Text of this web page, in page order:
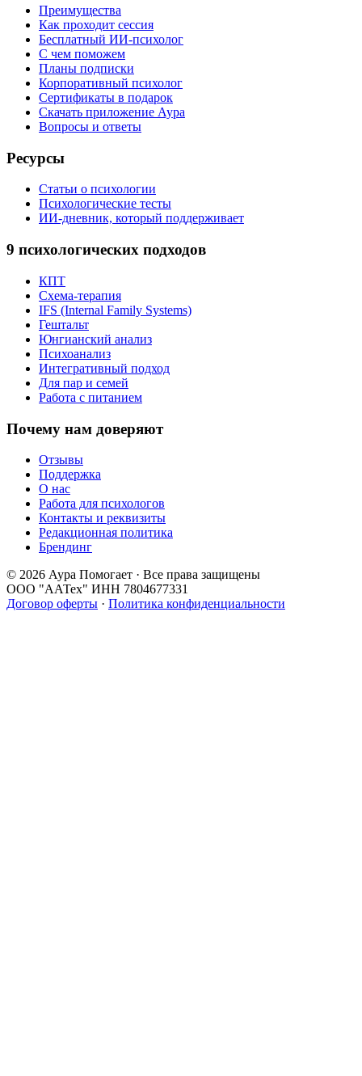
Преимущества
Как проходит сессия
Бесплатный ИИ-психолог
С чем поможем
Планы подписки
Корпоративный психолог
Сертификаты в подарок
Скачать приложение Аура
Вопросы и ответы
Ресурсы
Статьи о психологии
Психологические тесты
ИИ-дневник, который поддерживает
9 психологических подходов
КПТ
Схема-терапия
IFS (Internal Family Systems)
Гештальт
Юнгианский анализ
Психоанализ
Интегративный подход
Для пар и семей
Работа с питанием
Почему нам доверяют
Отзывы
Поддержка
О нас
Работа для психологов
Контакты и реквизиты
Редакционная политика
Брендинг
© 2026 Аура Помогает · Все права защищены
ООО "ААТех" ИНН 7804677331
Договор оферты · Политика конфиденциальности